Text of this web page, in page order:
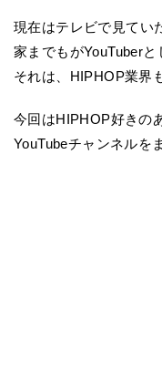
現在はテレビで見てい
家までもがYouTuber
それは、HIPHOP業界
今回はHIPHOP好きの
YouTubeチャンネルを